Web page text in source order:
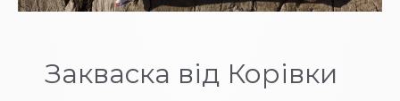
Закваска від Корівки